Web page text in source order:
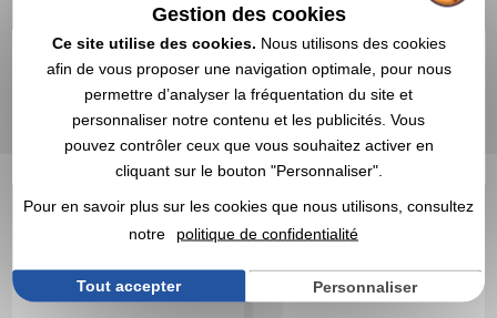
Gestion des cookies
Ce site utilise des cookies. Nous utilisons des cookies
afin de vous proposer une navigation optimale, pour nous
permettre d’analyser la fréquentation du site et
personnaliser notre contenu et les publicités. Vous
pouvez contrôler ceux que vous souhaitez activer en
cliquant sur le bouton "Personnaliser".
Pour en savoir plus sur les cookies que nous utilisons, consultez
notre
politique de confidentialité
Tout accepter Personnaliser